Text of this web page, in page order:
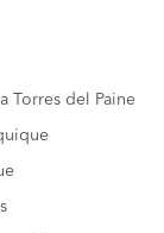
Torres del Paine